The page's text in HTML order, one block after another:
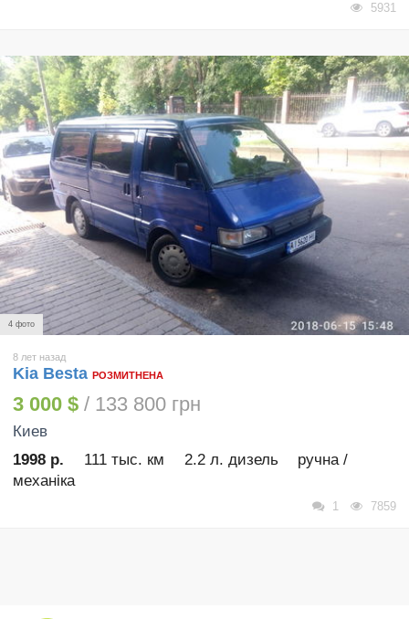
5931
4 фото
8 лет назад
Kia Besta РОЗМИТНЕНА
3 000 $ / 133 800 грн
Киев
1998 р.
111 тыс. км 2.2 л. дизель
ручна /
механіка
1 7859